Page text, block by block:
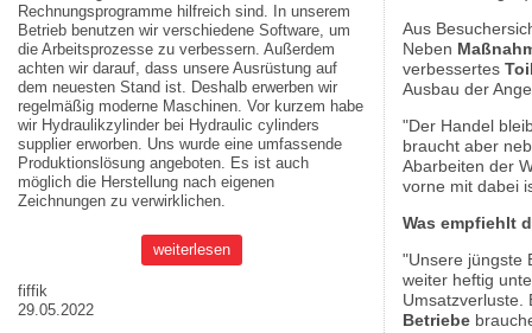
Rechnungsprogramme hilfreich sind. In unserem
Betrieb benutzen wir verschiedene Software, um
die Arbeitsprozesse zu verbessern. Außerdem
achten wir darauf, dass unsere Ausrüstung auf
dem neuesten Stand ist. Deshalb erwerben wir
regelmäßig moderne Maschinen. Vor kurzem habe
wir Hydraulikzylinder bei Hydraulic cylinders
supplier erworben. Uns wurde eine umfassende
Produktionslösung angeboten. Es ist auch
möglich die Herstellung nach eigenen
Zeichnungen zu verwirklichen.
weiterlesen
fiffik
29.05.2022
Aus
Neben
verbessertes
Ausbau der
"Der Handel
braucht aber
Abarbeiten der
vorne mit dabei
Was empfiehlt
"Unsere jüngste
weiter heftig
Betriebe